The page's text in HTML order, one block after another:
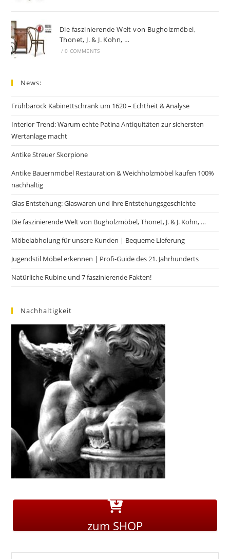
Die faszinierende Welt von Bugholzmöbel,
Thonet, J. & J. Kohn, …
/ 0 COMMENTS
News:
Frühbarock Kabinettschrank um 1620 – Echtheit & Analyse
Interior-Trend: Warum echte Patina Antiquitäten zur sichersten
Wertanlage macht
Antike Streuer Skorpione
Antike Bauernmöbel Restauration & Weichholzmöbel kaufen 100%
nachhaltig
Glas Entstehung: Glaswaren und ihre Entstehungsgeschichte
Die faszinierende Welt von Bugholzmöbel, Thonet, J. & J. Kohn, …
Möbelabholung für unsere Kunden | Bequeme Lieferung
Jugendstil Möbel erkennen | Profi-Guide des 21. Jahrhunderts
Natürliche Rubine und 7 faszinierende Fakten!
Nachhaltigkeit
zum SHOP